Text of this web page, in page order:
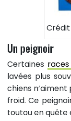
Un peignoir
Certaines
lavées plus
chiens
froid. Ce
toutou en quête